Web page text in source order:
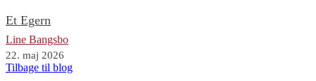
Et Egern
Line Bangsbo
22. maj 2026
Tilbage til blog